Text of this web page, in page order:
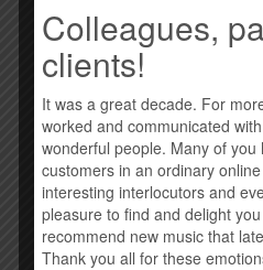
Последние поступления
Хиты продаж!
Дискографии
Colleagues,
clients!
It was a great decade. For
worked and communicated
wonderful people. Many of
customers in an ordinary
interesting interlocutors and
pleasure to find and delight
recommend new music that
Thank you all for these